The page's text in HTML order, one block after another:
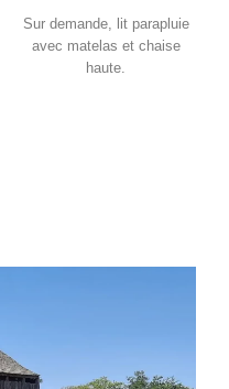
Sur demande, lit parapluie
avec matelas et chaise
haute.